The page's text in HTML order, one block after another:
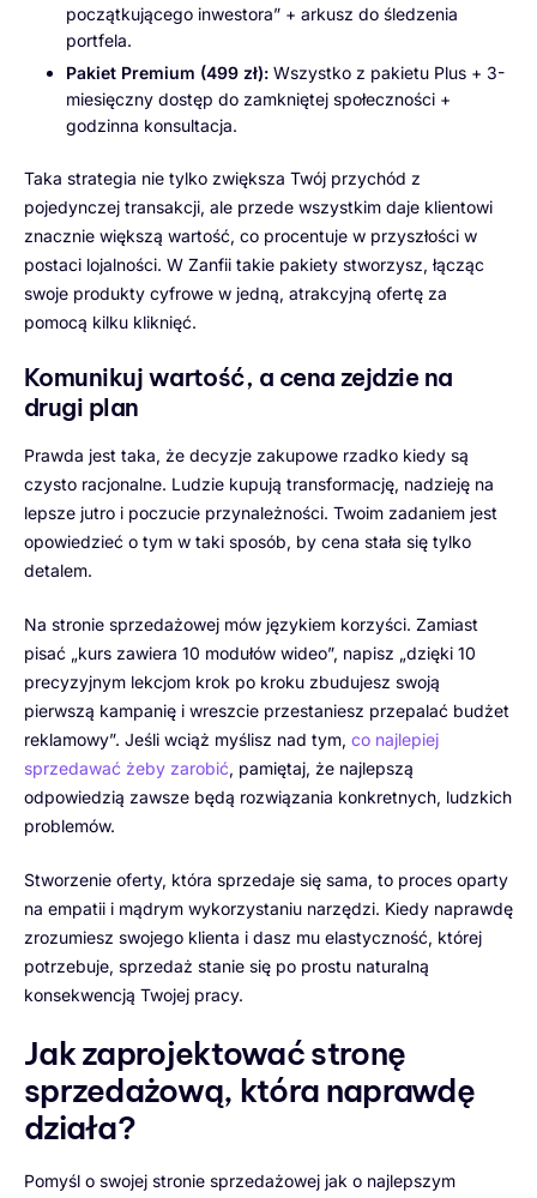
początkującego inwestora” + arkusz do śledzenia
portfela.
Pakiet Premium (499 zł): Wszystko z pakietu Plus + 3-
miesięczny dostęp do zamkniętej społeczności +
godzinna konsultacja.
Taka strategia nie tylko zwiększa Twój przychód z
pojedynczej transakcji, ale przede wszystkim daje klientowi
znacznie większą wartość, co procentuje w przyszłości w
postaci lojalności. W Zanfii takie pakiety stworzysz, łącząc
swoje produkty cyfrowe w jedną, atrakcyjną ofertę za
pomocą kilku kliknięć.
Komunikuj wartość, a cena zejdzie na
drugi plan
Prawda jest taka, że decyzje zakupowe rzadko kiedy są
czysto racjonalne. Ludzie kupują transformację, nadzieję na
lepsze jutro i poczucie przynależności. Twoim zadaniem jest
opowiedzieć o tym w taki sposób, by cena stała się tylko
detalem.
Na stronie sprzedażowej mów językiem korzyści. Zamiast
pisać „kurs zawiera 10 modułów wideo”, napisz „dzięki 10
precyzyjnym lekcjom krok po kroku zbudujesz swoją
pierwszą kampanię i wreszcie przestaniesz przepalać budżet
reklamowy”. Jeśli wciąż myślisz nad tym, co najlepiej
sprzedawać żeby zarobić, pamiętaj, że najlepszą
odpowiedzią zawsze będą rozwiązania konkretnych, ludzkich
problemów.
Stworzenie oferty, która sprzedaje się sama, to proces oparty
na empatii i mądrym wykorzystaniu narzędzi. Kiedy naprawdę
zrozumiesz swojego klienta i dasz mu elastyczność, której
potrzebuje, sprzedaż stanie się po prostu naturalną
konsekwencją Twojej pracy.
Jak zaprojektować stronę
sprzedażową, która naprawdę
działa?
Pomyśl o swojej stronie sprzedażowej jak o najlepszym